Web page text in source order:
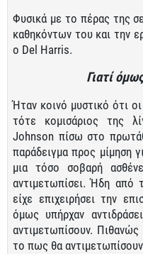
Φυσικά με το πέρας της
καθηκόντων του και την
ο Del Harris.
Γιατί
Ήταν κοινό μυστικό ότι
τότε κομισάριος της
Johnson πίσω στο
παράδειγμα προς μίμηση
μια τόσο σοβαρή
αντιμετωπίσει. Ήδη από
είχε επιχειρήσει την
όμως υπήρχαν
αντιμετωπίσουν.
το πως θα